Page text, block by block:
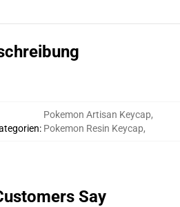
:
Pokemon Artisan Keycap,
Pokemon Resin Keycap,
Say